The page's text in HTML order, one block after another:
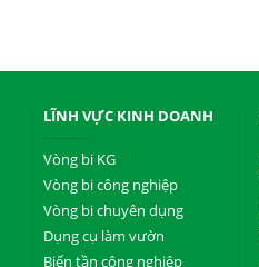
LĨNH VỰC KINH DOANH
Vòng bi KG
Vòng bi công nghiệp
Vòng bi chuyên dụng
Dụng cụ làm vườn
Biến tần công nghiệp